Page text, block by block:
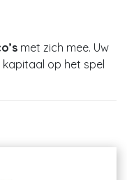
met zich mee. Uw
op het spel